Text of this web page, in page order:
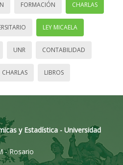
FORMACIÓN CHARLAS
LEY MICAELA
UNR CONTABILIDAD
CHARLAS LIBROS
y Estadística - Universidad
- Rosario